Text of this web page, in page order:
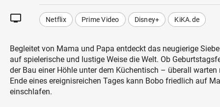
tv Netflix Prime Video Disney+ KiKA.de
Begleitet von Mama und Papa entdeckt das neugierige
auf spielerische und lustige Weise die Welt. Ob
der Bau einer Höhle unter dem Küchentisch – überall warten
Ende eines ereignisreichen Tages kann Bobo friedlich auf
einschlafen.